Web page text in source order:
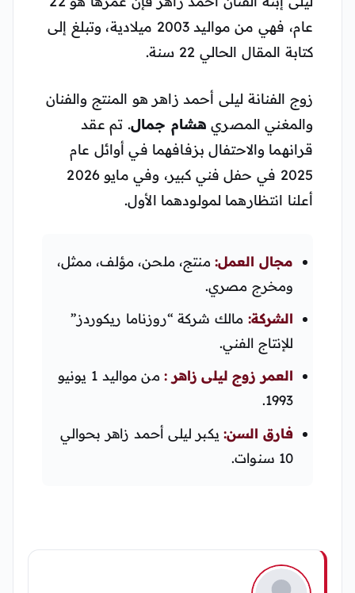
عام، فهي من مواليد 2003 ميلادية، وتبلغ إلى
كتابة المقال الحالي 22 سنة.
زوج الفنانة ليلى أحمد زاهر هو المنتج والفنان
والمغني المصري هشام جمال. تم عقد
قرانهما والاحتفال بزفافهما في أوائل عام
2025 في حفل فني كبير، وفي مايو 2026
أعلنا انتظارهما لمولودهما الأول.
مجال العمل:منتج، ملحن، مؤلف، ممثل،
ومخرج مصري.
الشركة: مالك شركة “روزناما ريكوردز”
للإنتاج الفني.
العمر زوج ليلى زاهر :
من مواليد 1 يونيو
1993.
فارق السن:يكبر ليلى أحمد زاهر بحوالي
10 سنوات.